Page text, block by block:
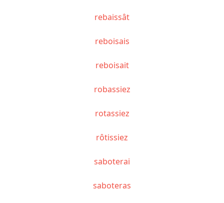
rebaissât
reboisais
reboisait
robassiez
rotassiez
rôtissiez
saboterai
saboteras